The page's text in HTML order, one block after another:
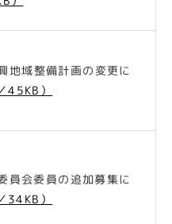
地域整備計画の変更に
45KB）
員会委員の追加募集に
34KB）